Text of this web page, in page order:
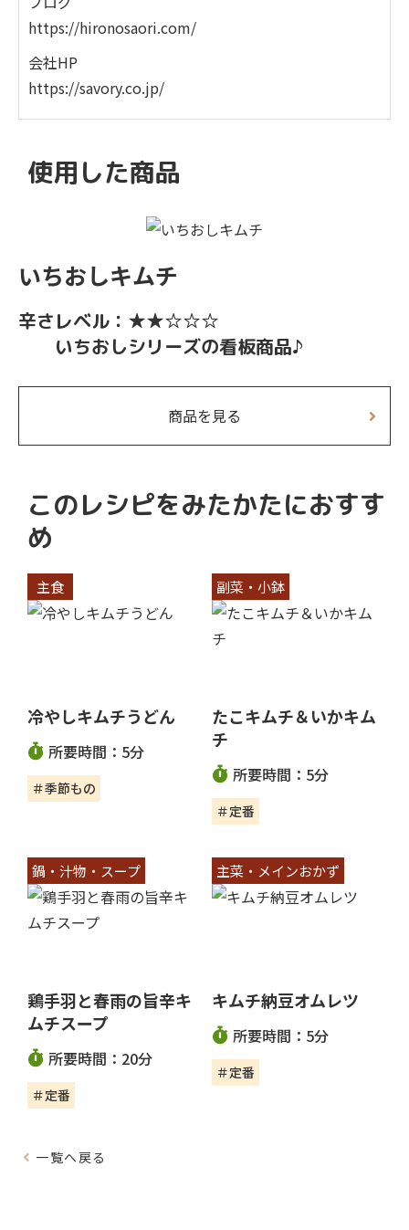
https://hironosaori.com/
会社HP
https://savory.co.jp/
使⽤した商品
いちおしキムチ
辛さレベル：★★☆☆☆
いちおしシリーズの看板商品♪
商品を見る
このレシピをみたかたにおすす
め
主食
冷やしキムチうどん
所要時間：5分
＃季節もの
副菜・小鉢
たこキムチ＆いかキム
チ
所要時間：5分
＃定番
鍋・汁物・スープ
鶏手羽と春雨の旨辛キ
ムチスープ
所要時間：20分
＃定番
主菜・メインおかず
キムチ納豆オムレツ
所要時間：5分
＃定番
一覧へ戻る